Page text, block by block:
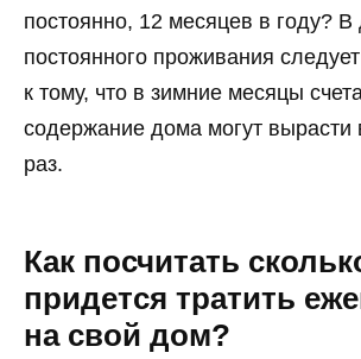
постоянно, 12 месяцев в году?
постоянного проживания
к тому, что в зимние месяцы
содержание дома могут вырасти
раз.
Как посчитать
придется тратить
на свой дом?